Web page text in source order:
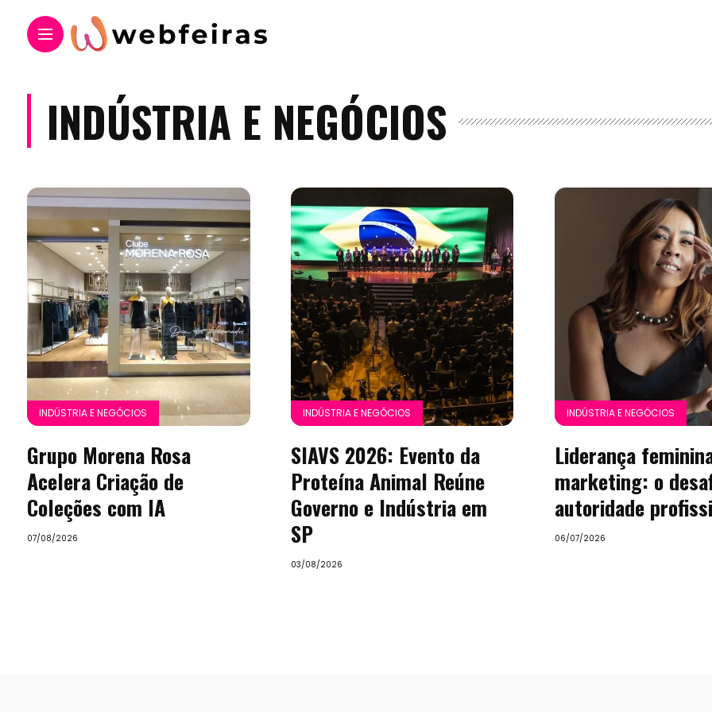
Home
Arte
e
Entretenimento
Feiras
Eventos
INDÚSTRIA E NEGÓCIOS
INDÚSTRIA E NEGÓCIOS
Grupo Morena Rosa
Acelera Criação de
Coleções com IA
07/08/2026
INDÚSTRIA E NEGÓCIOS
SIAVS 2026: Evento da
Proteína Animal Reúne
Governo e Indústria em
SP
03/08/2026
INDÚSTRIA E NEGÓCIOS
Liderança
marketing: o
autoridade
06/07/2026